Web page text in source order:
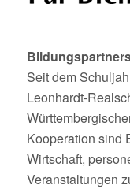
Seit dem
Leonhardt-
Kooperation sind
Wirtschaft,
Veranstaltungen